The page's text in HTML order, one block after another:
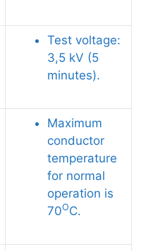
Test voltage:
3,5 kV (5
minutes).
Maximum
conductor
temperature
for normal
operation is
70OC.